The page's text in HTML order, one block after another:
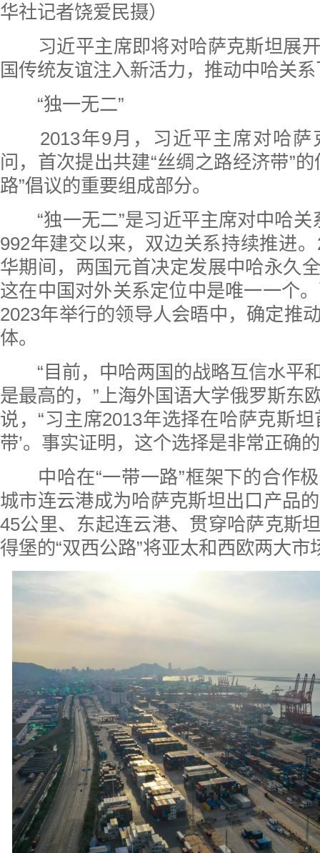
华社记者饶爱民摄）
习近平主席即将对哈萨克斯坦展
国传统友谊注入新活力，推动中哈关
“独一无二”
2013年9月，习近平主席对哈
问，首次提出共建“丝绸之路经济带”
路”倡议的重要组成部分。
“独一无二”是习近平主席对中哈
992年建交以来，双边关系持续推进
华期间，两国元首决定发展中哈永久
这在中国对外关系定位中是唯一一个
2023年举行的领导人会晤中，确定推
体。
“目前，中哈两国的战略互信水平
是最高的，”上海外国语大学俄罗斯东
说，“习主席2013年选择在哈萨克斯
带’。事实证明，这个选择是非常正确
中哈在“一带一路”框架下的合作
城市连云港成为哈萨克斯坦出口产品
45公里、东起连云港、贯穿哈萨克斯
得堡的“双西公路”将亚太和西欧两大市